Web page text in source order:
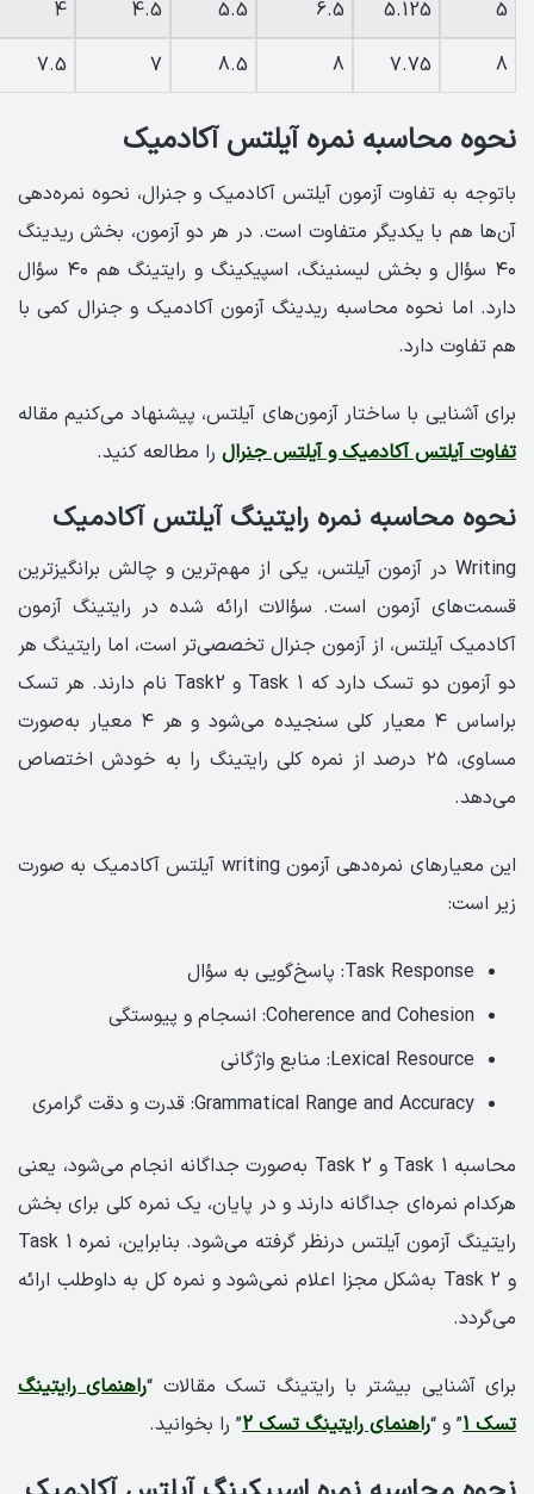
5
5.125
6.5
5.5
4.5
4
8
7.75
8
8.5
7
7.5
نحوه محاسبه نمره آیلتس آکادمیک
باتوجه به تفاوت آزمون آیلتس آکادمیک و جنرال، نحوه نمره‌دهی
آن‌ها هم با یکدیگر متفاوت است. در هر دو آزمون، بخش ریدینگ
۴۰ سؤال و بخش لیسنینگ، اسپیکینگ و رایتینگ هم ۴۰ سؤال
دارد. اما نحوه محاسبه ریدینگ آزمون آکادمیک و جنرال کمی با
هم تفاوت دارد.
برای آشنایی با ساختار آزمون‌های آیلتس، پیشنهاد می‌کنیم مقاله
تفاوت آیلتس آکادمیک و آیلتس جنرال را مطالعه کنید.
نحوه محاسبه نمره رایتینگ آیلتس آکادمیک
Writing در آزمون آیلتس، یکی از مهم‌ترین و چالش برانگیزترین
قسمت‌های آزمون است. سؤالات ارائه شده در رایتینگ آزمون
آکادمیک آیلتس، از آزمون جنرال تخصصی‌تر است، اما رایتینگ هر
دو آزمون دو تسک دارد که Task 1 و Task2 نام دارند. هر تسک
براساس ۴ معیار کلی سنجیده می‌شود و هر ۴ معیار به‌صورت
مساوی، ۲۵ درصد از نمره کلی رایتینگ را به خودش اختصاص
می‌دهد.
این معیارهای نمره‌‌دهی آزمون writing آیلتس آکادمیک به صورت
زیر است:
Task Response: پاسخ‌گویی به سؤال
Coherence and Cohesion: انسجام و پیوستگی
Lexical Resource: منابع واژگانی
Grammatical Range and Accuracy: قدرت و دقت گرامری
محاسبه Task 1 و Task 2 به‌صورت جداگانه انجام می‌شود، یعنی
هرکدام نمره‌ای جداگانه دارند و در پایان، یک نمره کلی برای بخش
رایتینگ آزمون آیلتس درنظر گرفته می‌شود. بنابراین، نمره Task 1
و Task 2 به‌شکل مجزا اعلام نمی‌شود و نمره کل به داوطلب ارائه
می‌گردد.
برای آشنایی بیشتر با رایتینگ تسک مقالات “راهنمای رایتینگ
تسک 1 ” و “راهنمای رایتینگ تسک 2 ” را بخوانید.